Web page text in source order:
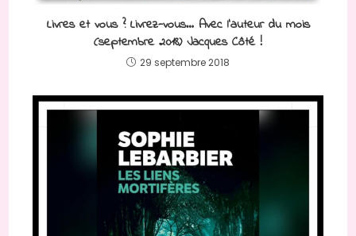
Livres et vous ? Livrez-vous… Avec l’auteur du mois
(septembre 2018) Jacques Côté !
29 septembre 2018